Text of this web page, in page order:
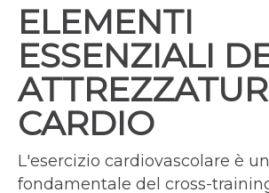
ELEMENTI
ESSENZIALI
CARDIO
L'esercizio cardiovascolare è
fondamentale del cross-